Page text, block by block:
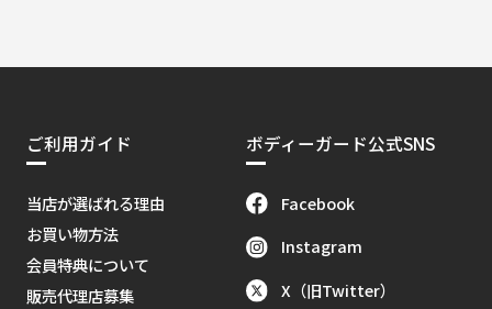
ご利用ガイド
当店が選ばれる理由
お買い物方法
会員特典について
販売代理店募集
ボディーガード公式SNS
Facebook
Instagram
X（旧Twitter）